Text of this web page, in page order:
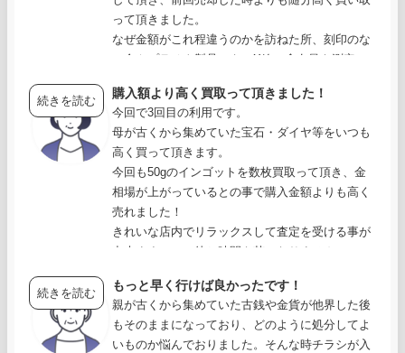
って頂きました。
なぜ金額がこれ程違うのかを訪ねた所、刻印のな
い金やプラチナ製品でも、X線で含有量を測定
と早くこちらに伺っていれば良かったと後悔しま
した！
こちらの疑問点にも快く答えて頂け安心しまし
た。
また来て下さいとの事ですので、次回からはまね
きやさんにお世話になろうと思います！
購入額より高く買取って頂きました！
今回で3回目の利用です。
母が古くから集めていた宝石・ダイヤ等をいつも
高く買って頂きます。
今回も50gのインゴットを数枚買取って頂き、金
相場が上がっているとの事で購入金額よりも高く
売れました！
きれいな店内でリラックスして査定を受ける事が
出来ますので、待ち時間も苦になりません。
事の帰りに利用させて頂きます。
使わないヴイトンのバッグとロレツクスがありま
すので、高額査定を期待しています！！
続きを読む
もっと早く行けば良かったです！
親が古くから集めていた古銭や金貨が他界した後
もそのままになっており、どのように処分してよ
いものか悩んでおりました。そんな時チラシが入
続きを読む